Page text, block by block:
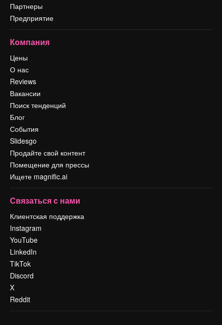
Партнеры
Предприятие
Компания
Цены
О нас
Reviews
Вакансии
Поиск тенденций
Блог
События
Slidesgo
Продайте свой контент
Помещение для прессы
Ищете magnific.ai
Связаться с нами
Клиентская поддержка
Instagram
YouTube
LinkedIn
TikTok
Discord
X
Reddit